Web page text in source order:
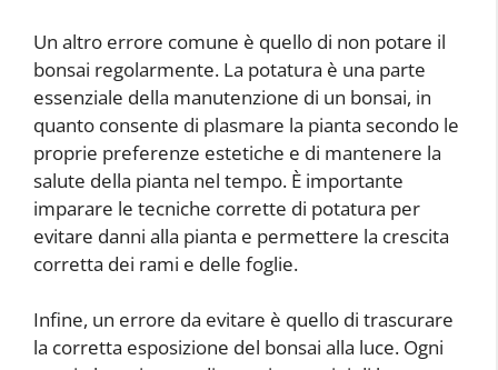
Un altro errore comune è quello di non potare il
bonsai regolarmente. La potatura è una parte
essenziale della manutenzione di un bonsai, in
quanto consente di plasmare la pianta secondo le
proprie preferenze estetiche e di mantenere la
salute della pianta nel tempo. È importante
imparare le tecniche corrette di potatura per
evitare danni alla pianta e permettere la crescita
corretta dei rami e delle foglie.
Infine, un errore da evitare è quello di trascurare
la corretta esposizione del bonsai alla luce. Ogni